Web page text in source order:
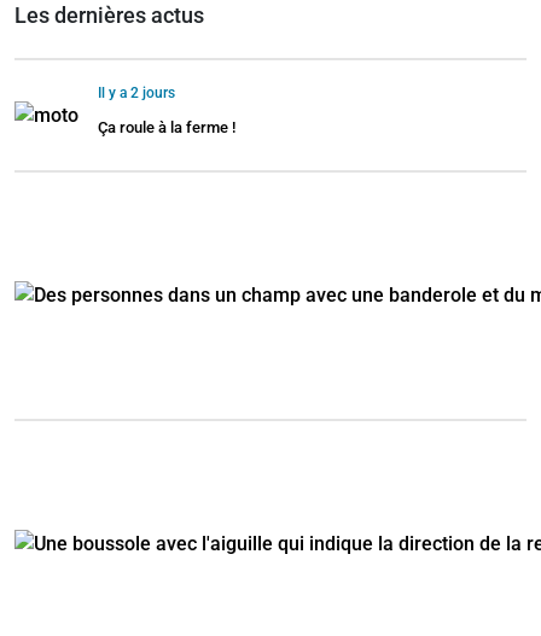
Les dernières actus
Il y a 2 jours
Ça roule à la ferme !